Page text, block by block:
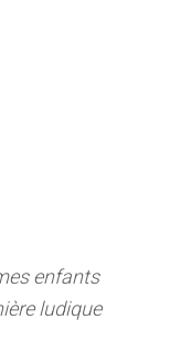
enfants
ludique